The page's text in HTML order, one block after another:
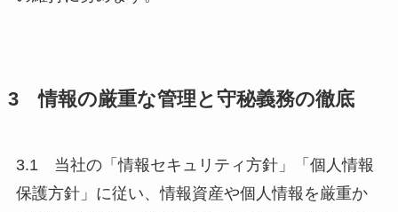
3 情報の厳重な管理と守秘義務の徹底
3.1 当社の「情報セキュリティ方針」「個人情報
保護方針」に従い、情報資産や個人情報を厳重か